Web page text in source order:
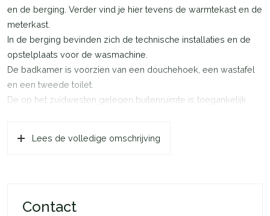
en de berging. Verder vind je hier tevens de warmtekast en de
meterkast.
In de berging bevinden zich de technische installaties en de
opstelplaats voor de wasmachine.
De badkamer is voorzien van een douchehoek, een wastafel
en een tweede toilet.
De op het zuidwesten gelegen buitenruimte is toegankelijk
bereikbaar via de centrale hal.
Lees de volledige omschrijving
Contact